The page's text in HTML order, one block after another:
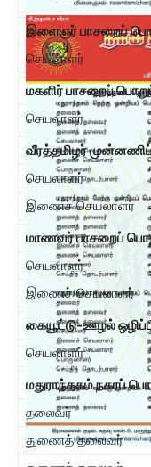
இளைஞர் பாசறைப்
செயலாளர்
மகளிர் பாசறைப்
செயலாளர்
வீரத்தமிழர்
செயலாளர்
இணைச் செயலாளர்
மாணவர் பாசறைப்
செயலாளர்
இணைச் செயலாளர்
கையூட்டு-ஊழல்
செயலாளர்
மதுராந்தகம் நகரப்
தலைவர்
துணைத் தலைவர்